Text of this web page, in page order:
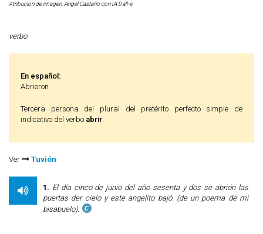
Atribución de imagen: Angel Castaño con IA Dall-e
verbo
En español:
Abrieron
Tercera persona del plural del pretérito perfecto simple de
indicativo del verbo abrir.
Ver Tuvión
1. El día cinco de junio del año sesenta y dos se abrión las
puertas der cielo y este angelito bajó. (de un poema de mi
bisabuelo).